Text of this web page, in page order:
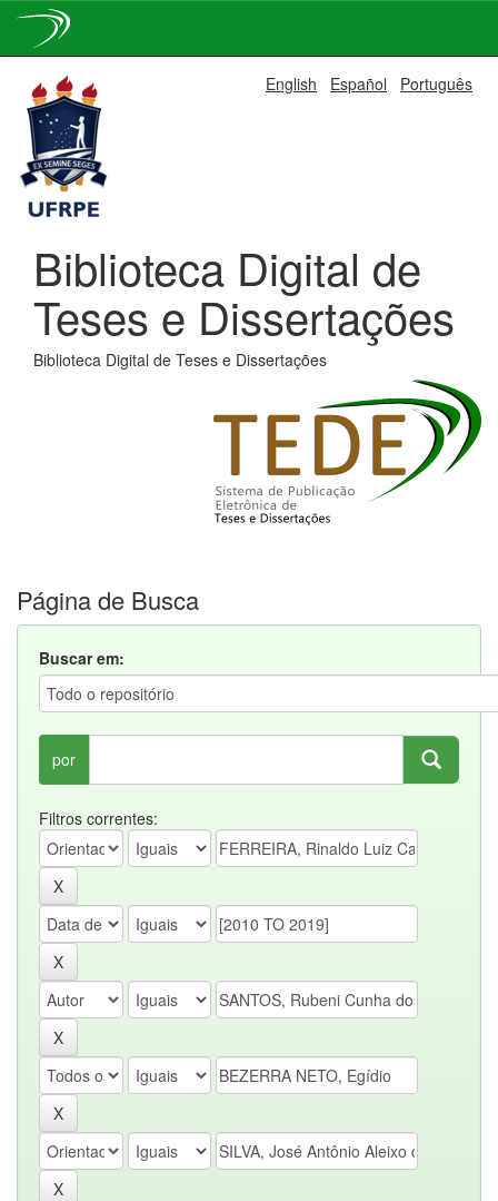
navigation
English Español Português
Biblioteca Digital de
Teses e Dissertações
Biblioteca Digital de Teses e Dissertações
Página de Busca
Buscar em:
por
Filtros correntes: